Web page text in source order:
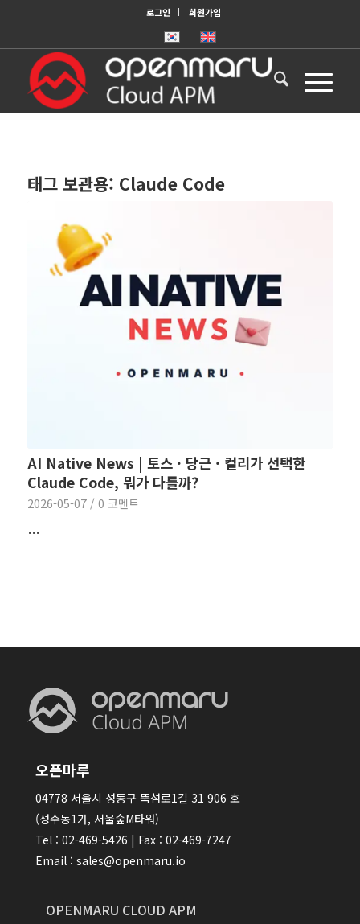
로그인 회원가입
태그 보관용: Claude Code
AI Native News | 토스 · 당근 · 컬리가 선택한
Claude Code, 뭐가 다를까?
2026-05-07 / 0 코멘트
…
오픈마루
04778 서울시 성동구 뚝섬로1길 31 906 호
(성수동1가, 서울숲M타워)
Tel : 02-469-5426 | Fax : 02-469-7247
Email : sales@openmaru.io
OPENMARU CLOUD APM